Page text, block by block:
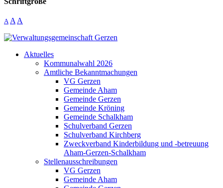
A A A
Aktuelles
Kommunalwahl 2026
Amtliche Bekanntmachungen
VG Gerzen
Gemeinde Aham
Gemeinde Gerzen
Gemeinde Kröning
Gemeinde Schalkham
Schulverband Gerzen
Schulverband Kirchberg
Zweckverband Kinderbildung und -betreuung
Aham-Gerzen-Schalkham
Stellenausschreibungen
VG Gerzen
Gemeinde Aham